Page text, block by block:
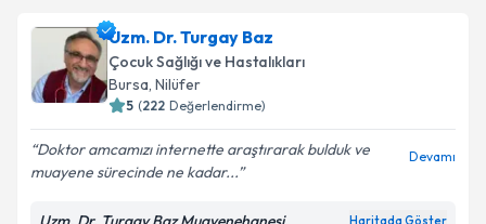
Uzm. Dr. Turgay Baz
Çocuk Sağlığı ve Hastalıkları
Bursa, Nilüfer
5 (222 Değerlendirme)
Doktor amcamızı internette araştırarak bulduk ve
muayene sürecinde ne kadar...
Devamı
Haritada Göster